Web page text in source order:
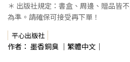
＊ 出版社規定：書盒、周邊、贈品皆
為準。請確保可接受再下單！
平心出版社
作者： 墨香銅臭 ｜繁體中文｜